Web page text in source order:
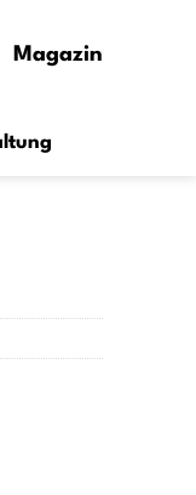
Magazin